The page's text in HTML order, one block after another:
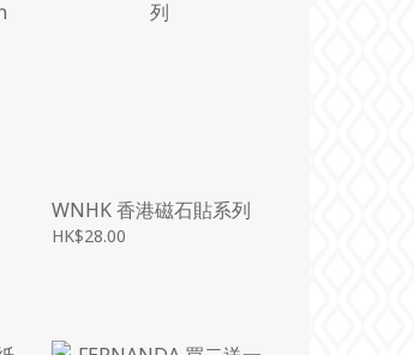
WNHK 香港磁石貼系列
HK$28.00